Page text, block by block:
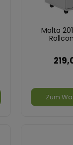
Malta
Zum